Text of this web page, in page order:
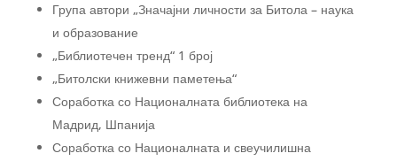
Група автори „Значајни личности за Битола – наука
и образование
„Библиотечен тренд“ 1 број
„Битолски книжевни паметења“
Соработка со Националната библиотека на
Мадрид, Шпанија
Соработка со Националната и свеучилишна